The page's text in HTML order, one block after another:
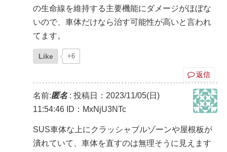
の生命線を維持する主要機能にダメージがほぼな
いので、車体だけなら治す可能性が高いと言われ
てます。
Like +6
返信
名前:匿名: 投稿日：2023/11/05(日)
11:54:46 ID：MxNjU3NTc
SUS車体な上にクラッシャブルゾーンや屋根板が
潰れていて、車体を直すのは無理そうに見えます